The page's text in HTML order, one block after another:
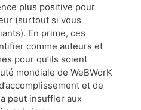
plus positive pour
(surtout si vous
En prime, ces
comme auteurs et
pour qu’ils soient
mondiale de WeBWorK
et de
peut insuffler aux